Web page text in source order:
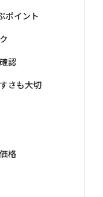
ポイント
認
さも大切
格